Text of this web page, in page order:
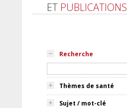
ET PUBLICATIONS
Recherche
Thèmes de santé
Sujet / mot-clé